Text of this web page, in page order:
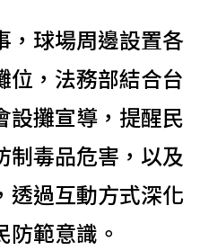
球場周邊設置各
位，法務部結合台
設攤宣導，提醒民
制毒品危害，以及
透過互動方式深化
範意識。